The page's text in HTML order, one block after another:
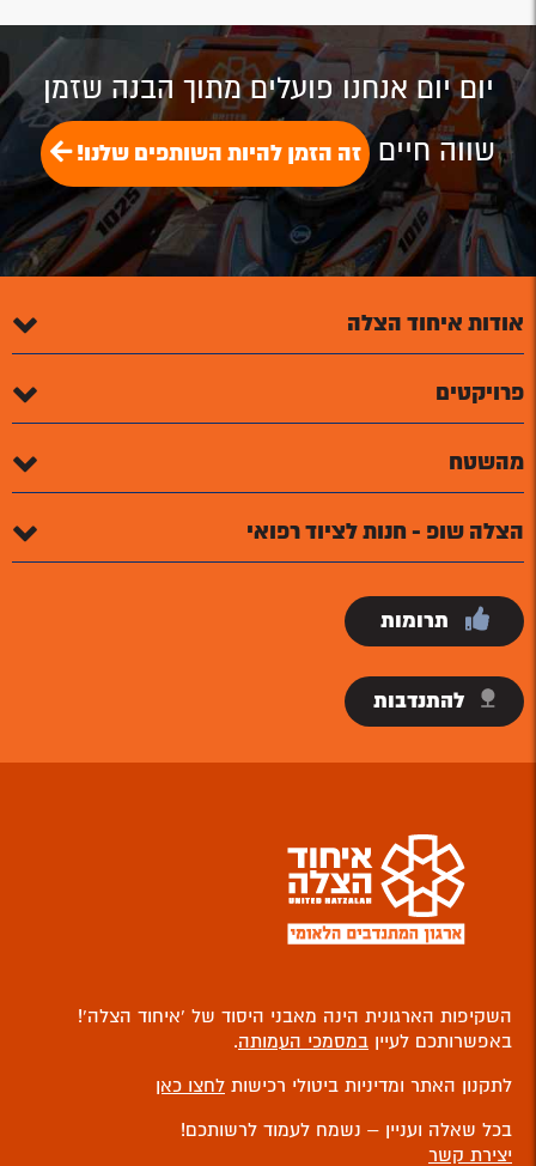
יום יום אנחנו פועלים מתוך הבנה שזמן
שווה חיים זה הזמן להיות השותפים שלנו!
אודות איחוד הצלה
פרויקטים
מהשטח
הצלה שופ - חנות לציוד רפואי
תרומות
להתנדבות
השקיפות הארגונית הינה מאבני היסוד של ‘איחוד הצלה’!
באפשרותכם לעיין במסמכי העמותה.
לתקנון האתר ומדיניות ביטולי רכישות לחצו כאן
בכל שאלה ועניין – נשמח לעמוד לרשותכם!
יצירת קשר